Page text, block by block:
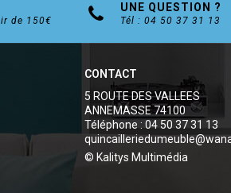
de 150€
UNE QUESTION ?
Tél : 04 50 37 31 13
CONTACT
5 ROUTE DES VALLEES
ANNEMASSE 74100
Téléphone : 04 50 37 31 13
© Kalitys Multimédia